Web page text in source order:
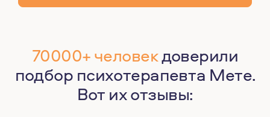
70000+ человекдоверили
подбор психотерапевта Мете.
Вот их отзывы: